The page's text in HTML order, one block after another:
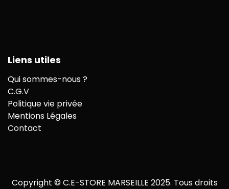
Liens utiles
Qui sommes-nous ?
C.G.V
Politique vie privée
Mentions Légales
Contact
Copyright © C.E-STORE MARSEILLE 2025. Tous droits